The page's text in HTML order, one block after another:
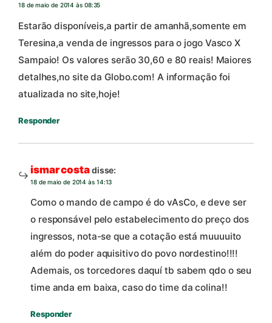
18 de maio de 2014 às 08:35
Estarão disponíveis,a partir de amanhã,somente em
Teresina,a venda de ingressos para o jogo Vasco X
Sampaio! Os valores serão 30,60 e 80 reais! Maiores
detalhes,no site da Globo.com! A informação foi
atualizada no site,hoje!
Responder
ismar costadisse:
18 de maio de 2014 às 14:13
Como o mando de campo é do vAsCo, e deve ser
o responsável pelo estabelecimento do preço dos
ingressos, nota-se que a cotação está muuuuito
além do poder aquisitivo do povo nordestino!!!!
Ademais, os torcedores daquí tb sabem qdo o seu
time anda em baixa, caso do time da colina!!
Responder